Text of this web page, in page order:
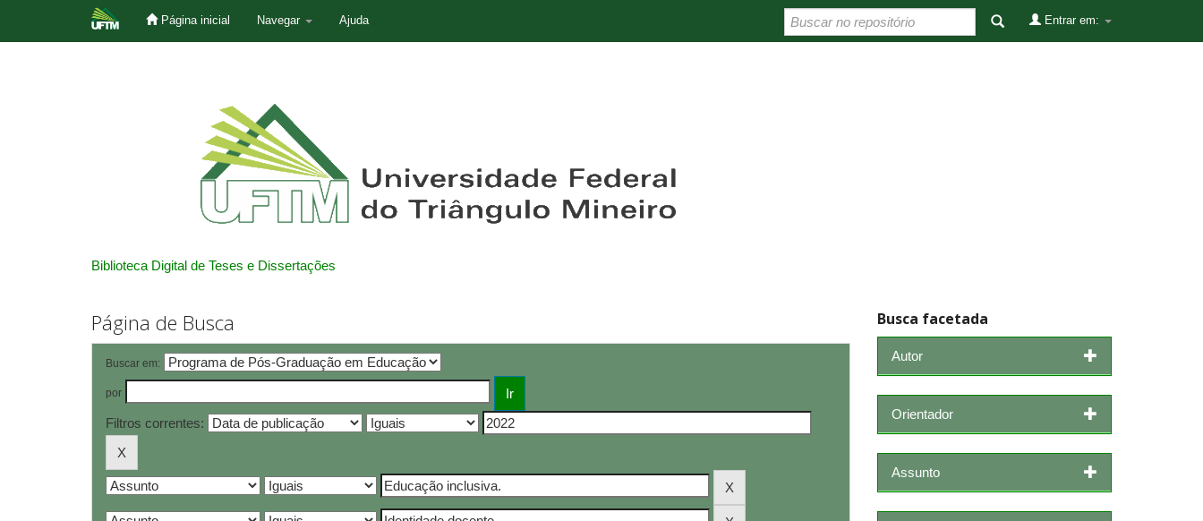
Página inicial Navegar Ajuda Entrar em:
Biblioteca Digital de Teses e Dissertações
Página de Busca
Buscar em:
por
Filtros correntes:
Busca facetada
Autor
Orientador
Assunto